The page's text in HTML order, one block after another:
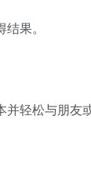
果。
轻松与朋友